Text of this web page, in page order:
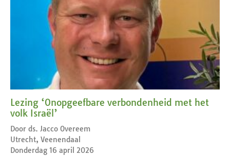
Lezing ‘Onopgeefbare verbondenheid met het
volk Israël’
Door ds. Jacco Overeem
Utrecht, Veenendaal
Donderdag 16 april 2026